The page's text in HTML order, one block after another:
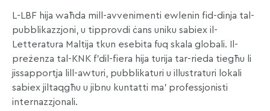
L-LBF hija waħda mill-avvenimenti ewlenin fid-dinja tal-
pubblikazzjoni, u tipprovdi ċans uniku sabiex il-
Letteratura Maltija tkun esebita fuq skala globali. Il-
preżenza tal-KNK f’dil-fiera hija turija tar-rieda tiegħu li
jissapportja lill-awturi, pubblikaturi u illustraturi lokali
sabiex jiltaqgħu u jibnu kuntatti ma’ professjonisti
internazzjonali.